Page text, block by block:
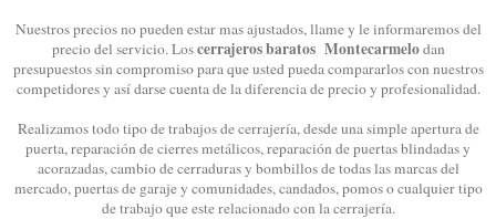
Nuestros precios no pueden estar mas ajustados, llame y le informaremos del
precio del servicio. Loscerrajeros baratos Montecarmelodan
presupuestos sin compromiso para que usted pueda compararlos con nuestros
competidores y así darse cuenta de la diferencia de precio y profesionalidad.
Realizamos todo tipo de trabajos de cerrajería, desde una simple apertura de
puerta, reparación de cierres metálicos, reparación de puertas blindadas y
acorazadas, cambio de cerraduras y bombillos de todas las marcas del
mercado, puertas de garaje y comunidades, candados, pomos o cualquier tipo
de trabajo que este relacionado con la cerrajería.